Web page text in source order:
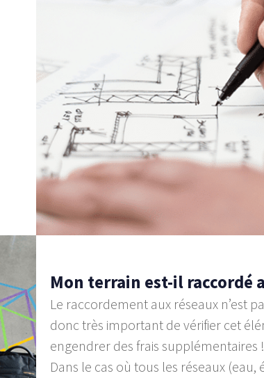
Mon terrain est-il raccordé
Le raccordement aux réseaux n’est
donc très important de vérifier cet
engendrer des frais supplémentaires !
Dans le cas où tous les réseaux